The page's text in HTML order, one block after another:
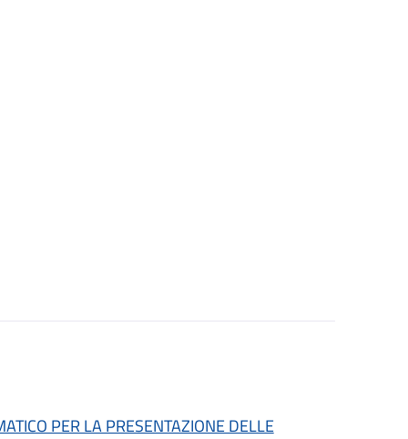
PER LA PRESENTAZIONE DELLE